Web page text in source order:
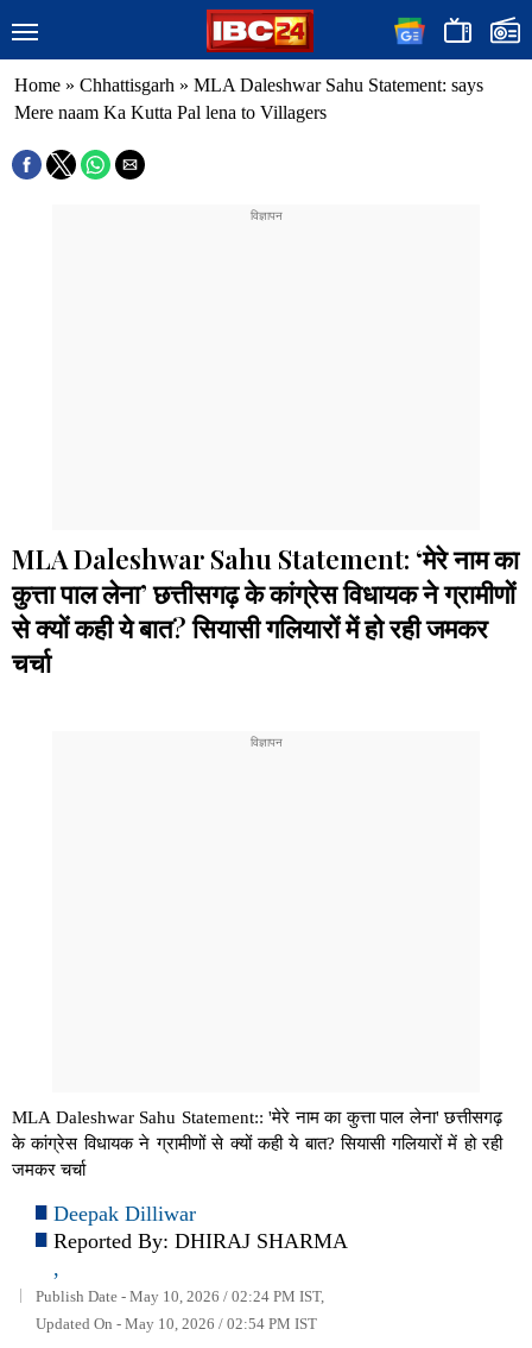
Home » Chhattisgarh » MLA Daleshwar Sahu Statement: says
Mere naam Ka Kutta Pal lena to Villagers
MLA Daleshwar Sahu Statement: ‘मेरे नाम का
कुत्ता पाल लेना’ छत्तीसगढ़ के कांग्रेस विधायक ने ग्रामीणों
से क्यों कही ये बात? सियासी गलियारों में हो रही जमकर
चर्चा
MLA Daleshwar Sahu Statement:: 'मेरे नाम का कुत्ता पाल लेना' छत्तीसगढ़
के कांग्रेस विधायक ने ग्रामीणों से क्यों कही ये बात? सियासी गलियारों में हो रही
जमकर चर्चा
Deepak Dilliwar
Reported By: DHIRAJ SHARMA
,
Publish Date - May 10, 2026 / 02:24 PM IST,
Updated On - May 10, 2026 / 02:54 PM IST